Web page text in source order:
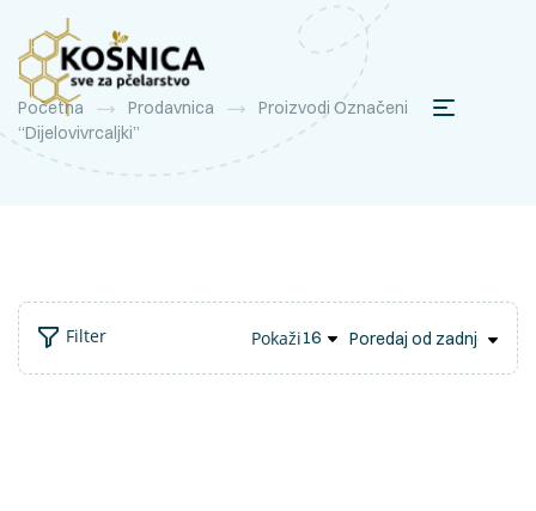
Početna Prodavnica
Proizvodi Označeni
“dijelovivrcaljki”
Filter Pokaži